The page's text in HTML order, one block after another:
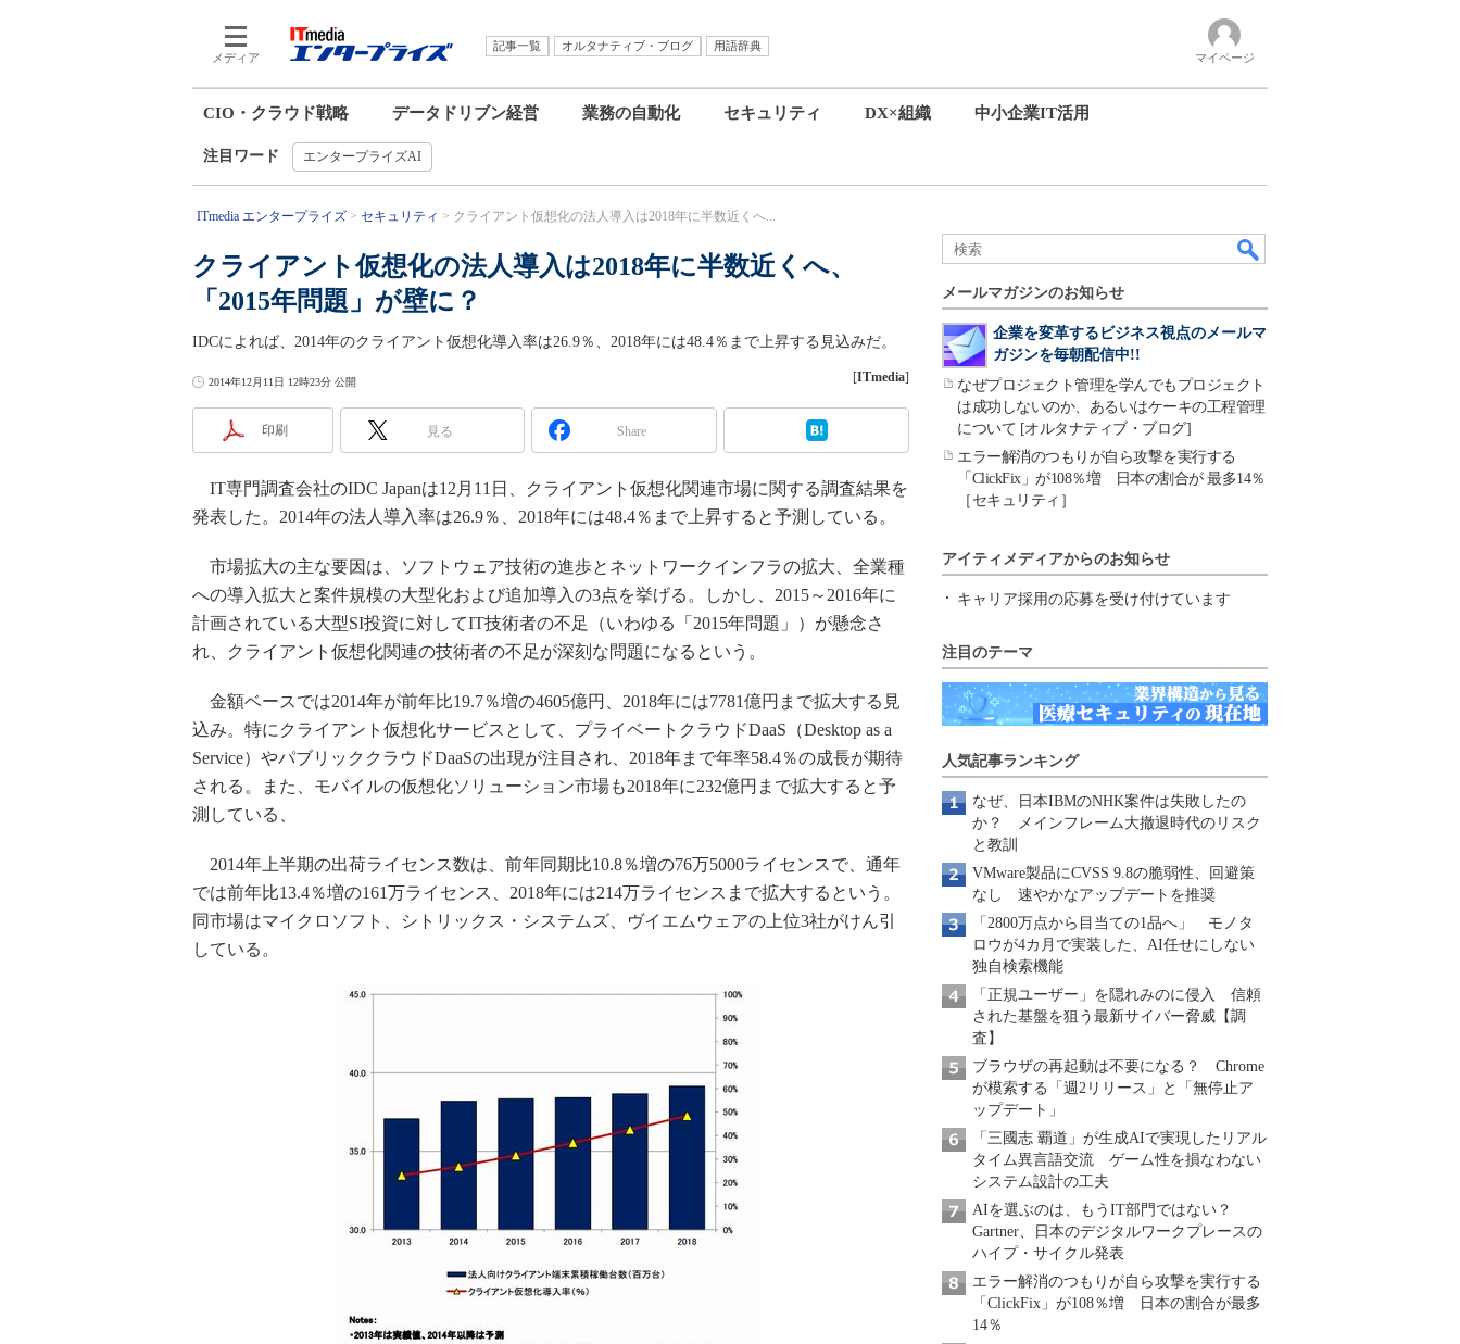
メディア
記事一覧 オルタナティブ・ブログ
用語辞典
マイページ
CIO・クラウド戦略 データドリブン経営 業務の自動化 セキュリティ DX×組織 中小企業IT活用
注目ワード エンタープライズAI
ITmedia エンタープライズ セキュリティ クライアント仮想化の法人導入は2018年に半数近くへ...
クライアント仮想化の法人導入は2018年に半数近くへ、
「2015年問題」が壁に？
IDCによれば、2014年のクライアント仮想化導入率は26.9％、2018年には48.4％まで上昇する見込みだ。
2014年12月11日 12時23分 公開 [ITmedia]
印刷 見る Share
IT専門調査会社のIDC Japanは12月11日、クライアント仮想化関連市場に関する調査結果を
発表した。2014年の法人導入率は26.9％、2018年には48.4％まで上昇すると予測している。
市場拡大の主な要因は、ソフトウェア技術の進歩とネットワークインフラの拡大、全業種
への導入拡大と案件規模の大型化および追加導入の3点を挙げる。しかし、2015～2016年に
計画されている大型SI投資に対してIT技術者の不足（いわゆる「2015年問題」）が懸念さ
れ、クライアント仮想化関連の技術者の不足が深刻な問題になるという。
金額ベースでは2014年が前年比19.7％増の4605億円、2018年には7781億円まで拡大する見
込み。特にクライアント仮想化サービスとして、プライベートクラウドDaaS（Desktop as a
Service）やパブリッククラウドDaaSの出現が注目され、2018年まで年率58.4％の成長が期待
される。また、モバイルの仮想化ソリューション市場も2018年に232億円まで拡大すると予
測している、
2014年上半期の出荷ライセンス数は、前年同期比10.8％増の76万5000ライセンスで、通年
では前年比13.4％増の161万ライセンス、2018年には214万ライセンスまで拡大するという。
同市場はマイクロソフト、シトリックス・システムズ、ヴイエムウェアの上位3社がけん引
している。
メールマガジンのお知らせ
企業を変革するビジネス視点のメールマ
ガジンを毎朝配信中!!
なぜプロジェクト管理を学んでもプロジェクト
は成功しないのか、あるいはケーキの工程管理
について [オルタナティブ・ブログ]
エラー解消のつもりが自ら攻撃を実行する
「ClickFix」が108％増 日本の割合が 最多14％
［セキュリティ］
アイティメディアからのお知らせ
キャリア採用の応募を受け付けています
注目のテーマ
人気記事ランキング
なぜ、日本IBMのNHK案件は失敗したの
か？ メインフレーム大撤退時代のリスク
と教訓
VMware製品にCVSS 9.8の脆弱性、回避策
なし 速やかなアップデートを推奨
「2800万点から目当ての1品へ」 モノタ
ロウが4カ月で実装した、AI任せにしない
独自検索機能
「正規ユーザー」を隠れみのに侵入 信頼
された基盤を狙う最新サイバー脅威【調
査】
ブラウザの再起動は不要になる？ Chrome
が模索する「週2リリース」と「無停止ア
ップデート」
「三國志 覇道」が生成AIで実現したリアル
タイム異言語交流 ゲーム性を損なわない
システム設計の工夫
AIを選ぶのは、もうIT部門ではない？
Gartner、日本のデジタルワークプレースの
ハイプ・サイクル発表
エラー解消のつもりが自ら攻撃を実行する
「ClickFix」が108％増 日本の割合が最多
14％